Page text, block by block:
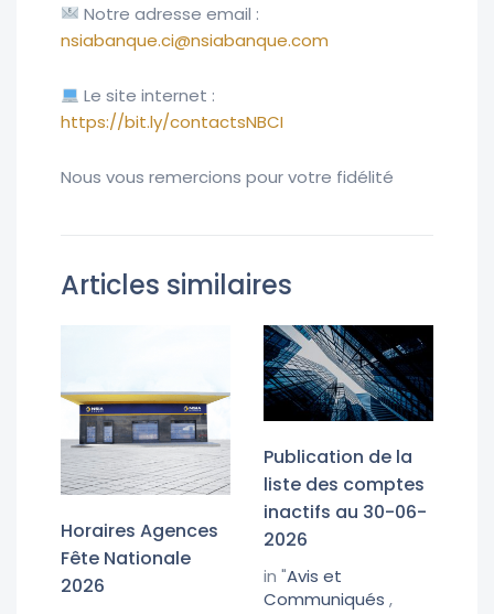
Notre adresse email :
nsiabanque.ci@nsiabanque.com
Le site internet :
https://bit.ly/contactsNBCI
Nous vous remercions pour votre fidélité
Articles similaires
Horaires Agences
Fête Nationale
2026
Publication de la
liste des comptes
inactifs au 30-06-
2026
in "Avis et
Communiqués ,